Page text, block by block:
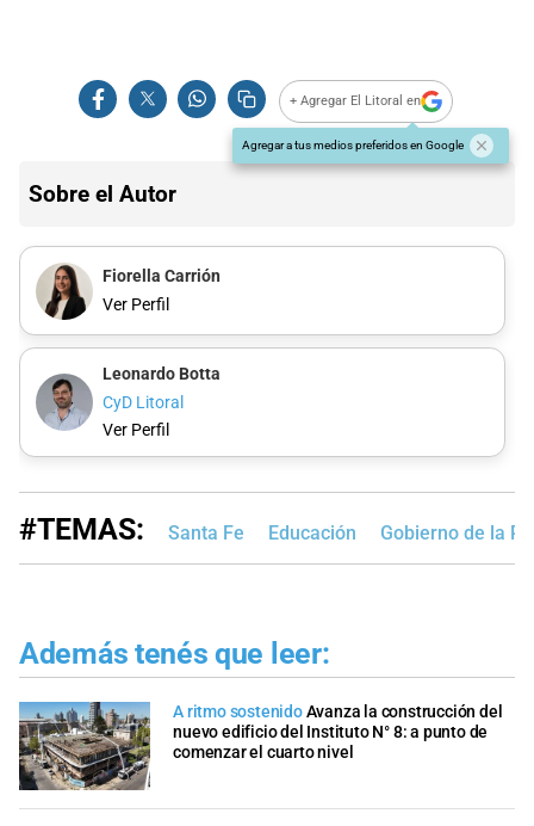
+ Agregar El Litoral en
Agregar a tus medios preferidos en Google
Sobre el Autor
Fiorella Carrión
Ver Perfil
Leonardo Botta
CyD Litoral
Ver Perfil
#TEMAS: Santa Fe Educación Gobierno de la
Además tenés que leer:
A ritmo sostenidoAvanza la construcción del
nuevo edificio del Instituto N° 8: a punto de
comenzar el cuarto nivel